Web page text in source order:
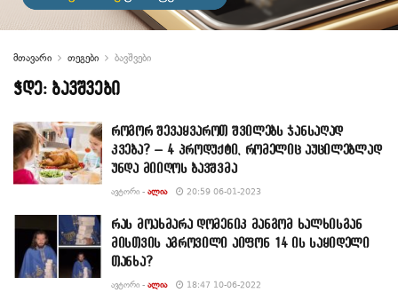
მთავარი თეგები ბავშვები
ჭდე: ბავშვები
როგორ შევაყვაროთ შვილებს ჯანსაღად
კვება? – 4 პროდუქტი, რომელიც აუცილებლად
უნდა მიიღოს ბავშვმა
ᲐᲕᲢᲝᲠᲘ - ᲐᲚᲘᲐ 20:59 06-01-2023
რას მოახმარა დომენიკ მანგომ ხალხისგან
მისთვის აგროვილი აიფონ 14 ის საყიდელი
თანხა?
ᲐᲕᲢᲝᲠᲘ - ᲐᲚᲘᲐ 18:47 10-06-2022